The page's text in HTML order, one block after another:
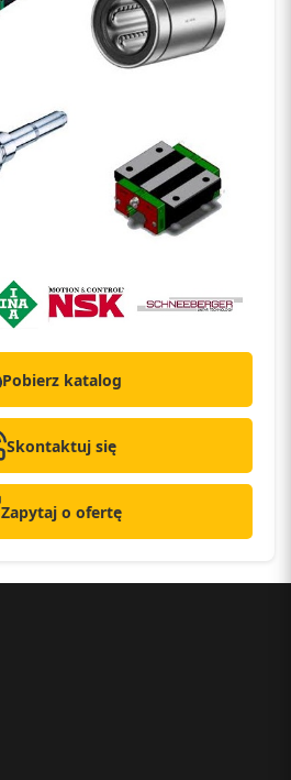
Pobierz katalog
Skontaktuj się
Zapytaj o ofertę